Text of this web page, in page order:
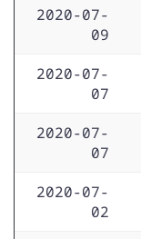
2020-07-
09
2020-07-
07
2020-07-
07
2020-07-
02